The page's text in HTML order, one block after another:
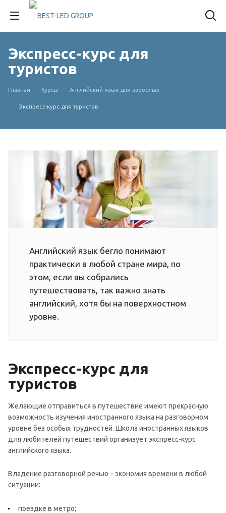
Экспресс-курс для
туристов
Главная Курсы Английский язык для взрослых
Экспресс-курс для туристов
Английский язык бегло понимают
практически в любой стране мира, по
этом, если вы собрались
путешествовать, так важно знать
английский, хотя бы на поверхностном
уровне.
Экспресс-курс для
туристов
Желающие отправиться в путешествие имеют прекрасную
возможность изучения иностранного языка на разговорном
уровне без особых трудностей. Школа иностранных языков
для любителей путешествий организует экспресс-курс
английского языка.
Владение разговорной речью – экономия времени в любой
ситуации:
поездке в метро;